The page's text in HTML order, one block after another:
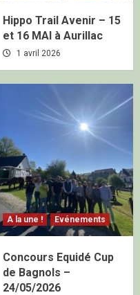
Hippo Trail Avenir – 15
et 16 MAI à Aurillac
1 avril 2026
A la une ! Evénements
Concours Equidé Cup
de Bagnols –
24/05/2026